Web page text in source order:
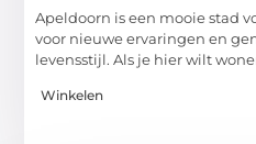
Apeldoorn is een mooie stad
voor nieuwe ervaringen en
levensstijl. Als je hier wilt
Winkelen